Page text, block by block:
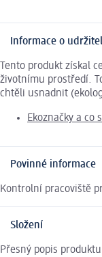
Informace o
Tento produkt získal
životnímu prostředí.
chtěli usnadnit
Ekoznačky a co
Povinné informace
Kontrolní pracoviště
Složení
Přesný popis